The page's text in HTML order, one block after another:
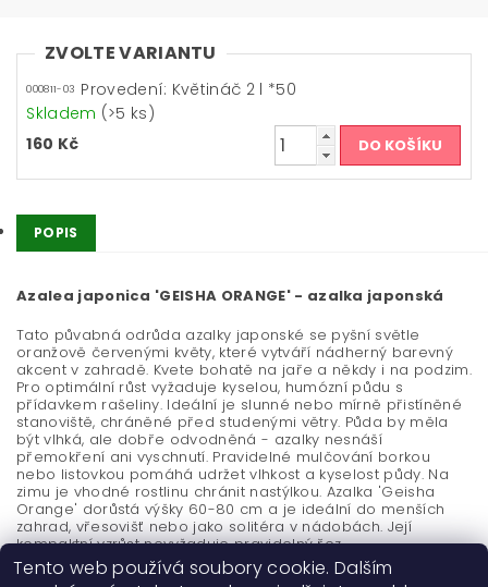
ZVOLTE VARIANTU
000811-03 Provedení: Květináč 2 l *50
Skladem (>5 ks)
160 Kč
POPIS
Azalea japonica 'GEISHA ORANGE' - azalka japonská
Tato půvabná odrůda azalky japonské se pyšní světle
oranžově červenými květy, které vytváří nádherný barevný
akcent v zahradě. Kvete bohatě na jaře a někdy i na podzim.
Pro optimální růst vyžaduje kyselou, humózní půdu s
přídavkem rašeliny. Ideální je slunné nebo mírně přistíněné
stanoviště, chráněné před studenými větry. Půda by měla
být vlhká, ale dobře odvodněná - azalky nesnáší
přemokření ani vyschnutí. Pravidelné mulčování borkou
nebo listovkou pomáhá udržet vlhkost a kyselost půdy. Na
zimu je vhodné rostlinu chránit nastýlkou. Azalka 'Geisha
Orange' dorůstá výšky 60-80 cm a je ideální do menších
zahrad, vřesovišť nebo jako solitéra v nádobách. Její
kompaktní vzrůst nevyžaduje pravidelný řez.
Tento web používá soubory cookie. Dalším